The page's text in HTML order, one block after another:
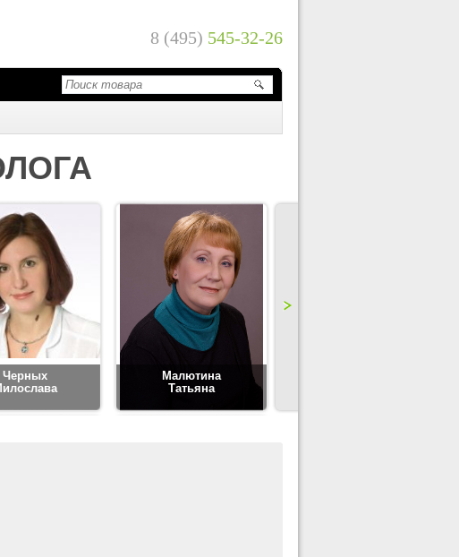
8 (495) 545-32-26
Черных
Малютина
Татьяна